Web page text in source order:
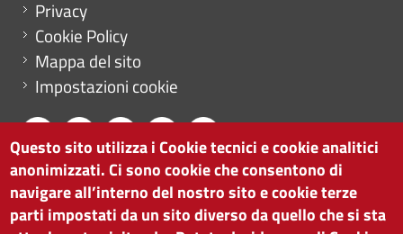
Privacy
Cookie Policy
Mappa del sito
Impostazioni cookie
CAMERA DI COMMERCIO DI BOLZANO
via Alto Adige 60 | I-39100 Bolzano
Questo sito utilizza i Cookie tecnici e cookie analitici
anonimizzati. Ci sono cookie che consentono di
navigare all’interno del nostro sito e cookie terze
parti impostati da un sito diverso da quello che si sta